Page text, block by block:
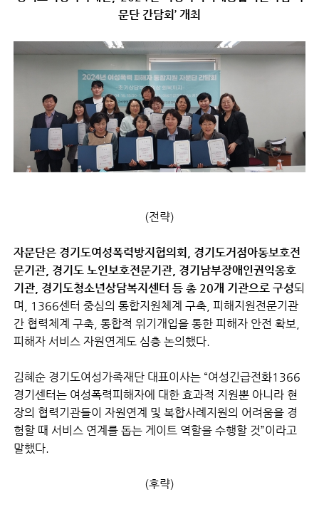
문단 간담회’ 개최
(전략)
자문단은 경기도여성폭력방지협의회, 경기도거점아동보호전
문기관, 경기도 노인보호전문기관, 경기남부장애인권익옹호
기관, 경기도청소년상담복지센터 등 총 20개 기관으로 구성되
며, 1366센터 중심의 통합지원체계 구축, 피해지원전문기관
간 협력체계 구축, 통합적 위기개입을 통한 피해자 안전 확보,
피해자 서비스 자원연계도 심층 논의했다.
김혜순 경기도여성가족재단 대표이사는 “여성긴급전화1366
경기센터는 여성폭력피해자에 대한 효과적 지원뿐 아니라 현
장의 협력기관들이 자원연계 및 복합사례지원의 어려움을 경
험할 때 서비스 연계를 돕는 게이트 역할을 수행할 것”이라고
말했다.
(후략)